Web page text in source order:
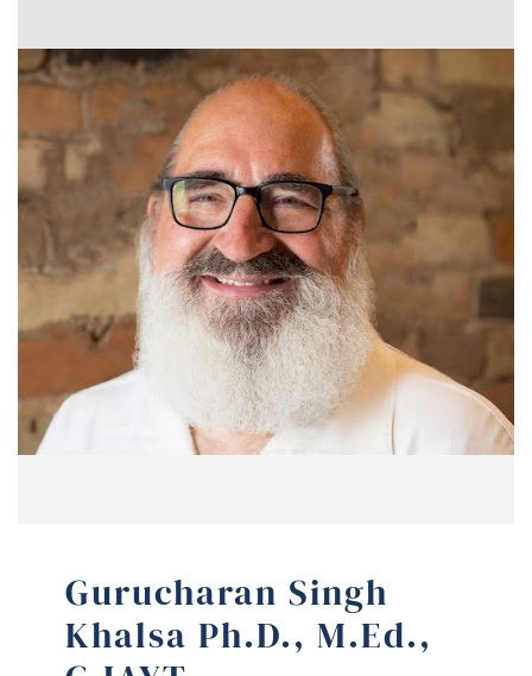
Gurucharan Singh
Khalsa Ph.D., M.Ed.,